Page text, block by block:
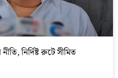
নির্দিষ্ট রুটে সীমিত